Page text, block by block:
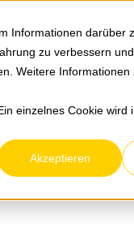
Informationen darüber
zu verbessern
Weitere Informationen
einzelnes Cookie wird
Akzeptieren
Karriere